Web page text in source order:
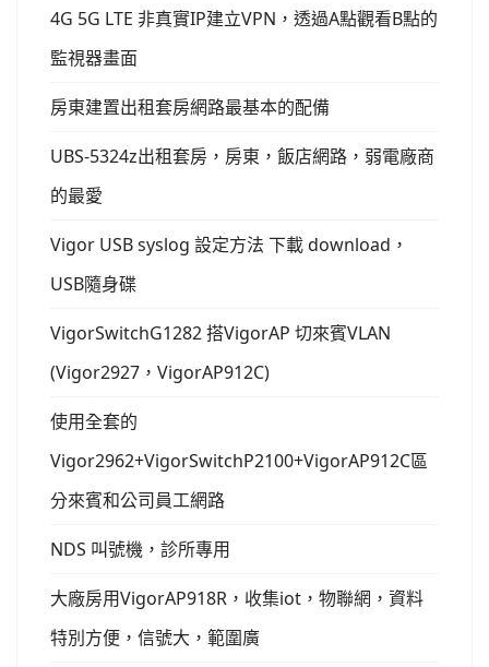
4G 5G LTE 非真實IP建立VPN，透過A點觀看B點的
監視器畫面
房東建置出租套房網路最基本的配備
UBS-5324z出租套房，房東，飯店網路，弱電廠商
的最愛
Vigor USB syslog 設定方法 下載 download，
USB隨身碟
VigorSwitchG1282 搭VigorAP 切來賓VLAN
(Vigor2927，VigorAP912C)
使用全套的
Vigor2962+VigorSwitchP2100+VigorAP912C區
分來賓和公司員工網路
NDS 叫號機，診所專用
大廠房用VigorAP918R，收集iot，物聯網，資料
特別方便，信號大，範圍廣